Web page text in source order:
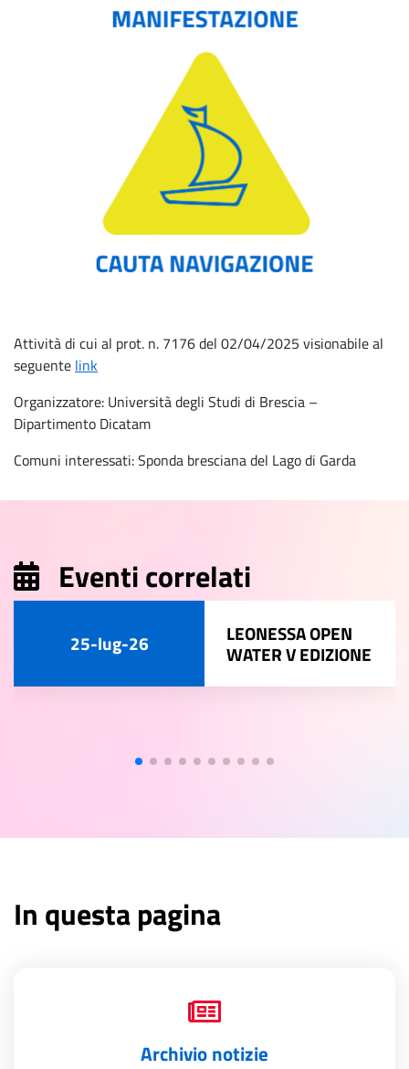
Attività di cui al prot. n. 7176 del 02/04/2025 visionabile al
seguente link
Organizzatore: Università degli Studi di Brescia –
Dipartimento Dicatam
Comuni interessati: Sponda bresciana del Lago di Garda
Eventi correlati
25-lug-26 LEONESSA OPEN
WATER V EDIZIONE
In questa pagina
Archivio notizie